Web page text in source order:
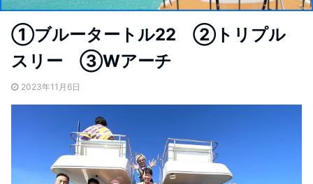
①ブルータートル22 ②トリプル
スリー ③Wアーチ
2023年11月6日